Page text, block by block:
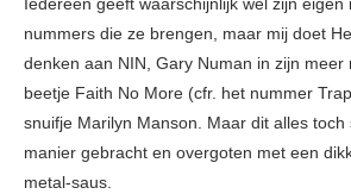
Iedereen geeft waarschijnlijk wel zijn
nummers die ze brengen, maar mij doet
denken aan NIN, Gary Numan in zijn meer
beetje Faith No More (cfr. het nummer
snuifje Marilyn Manson. Maar dit alles
manier gebracht en overgoten met een
metal-saus.